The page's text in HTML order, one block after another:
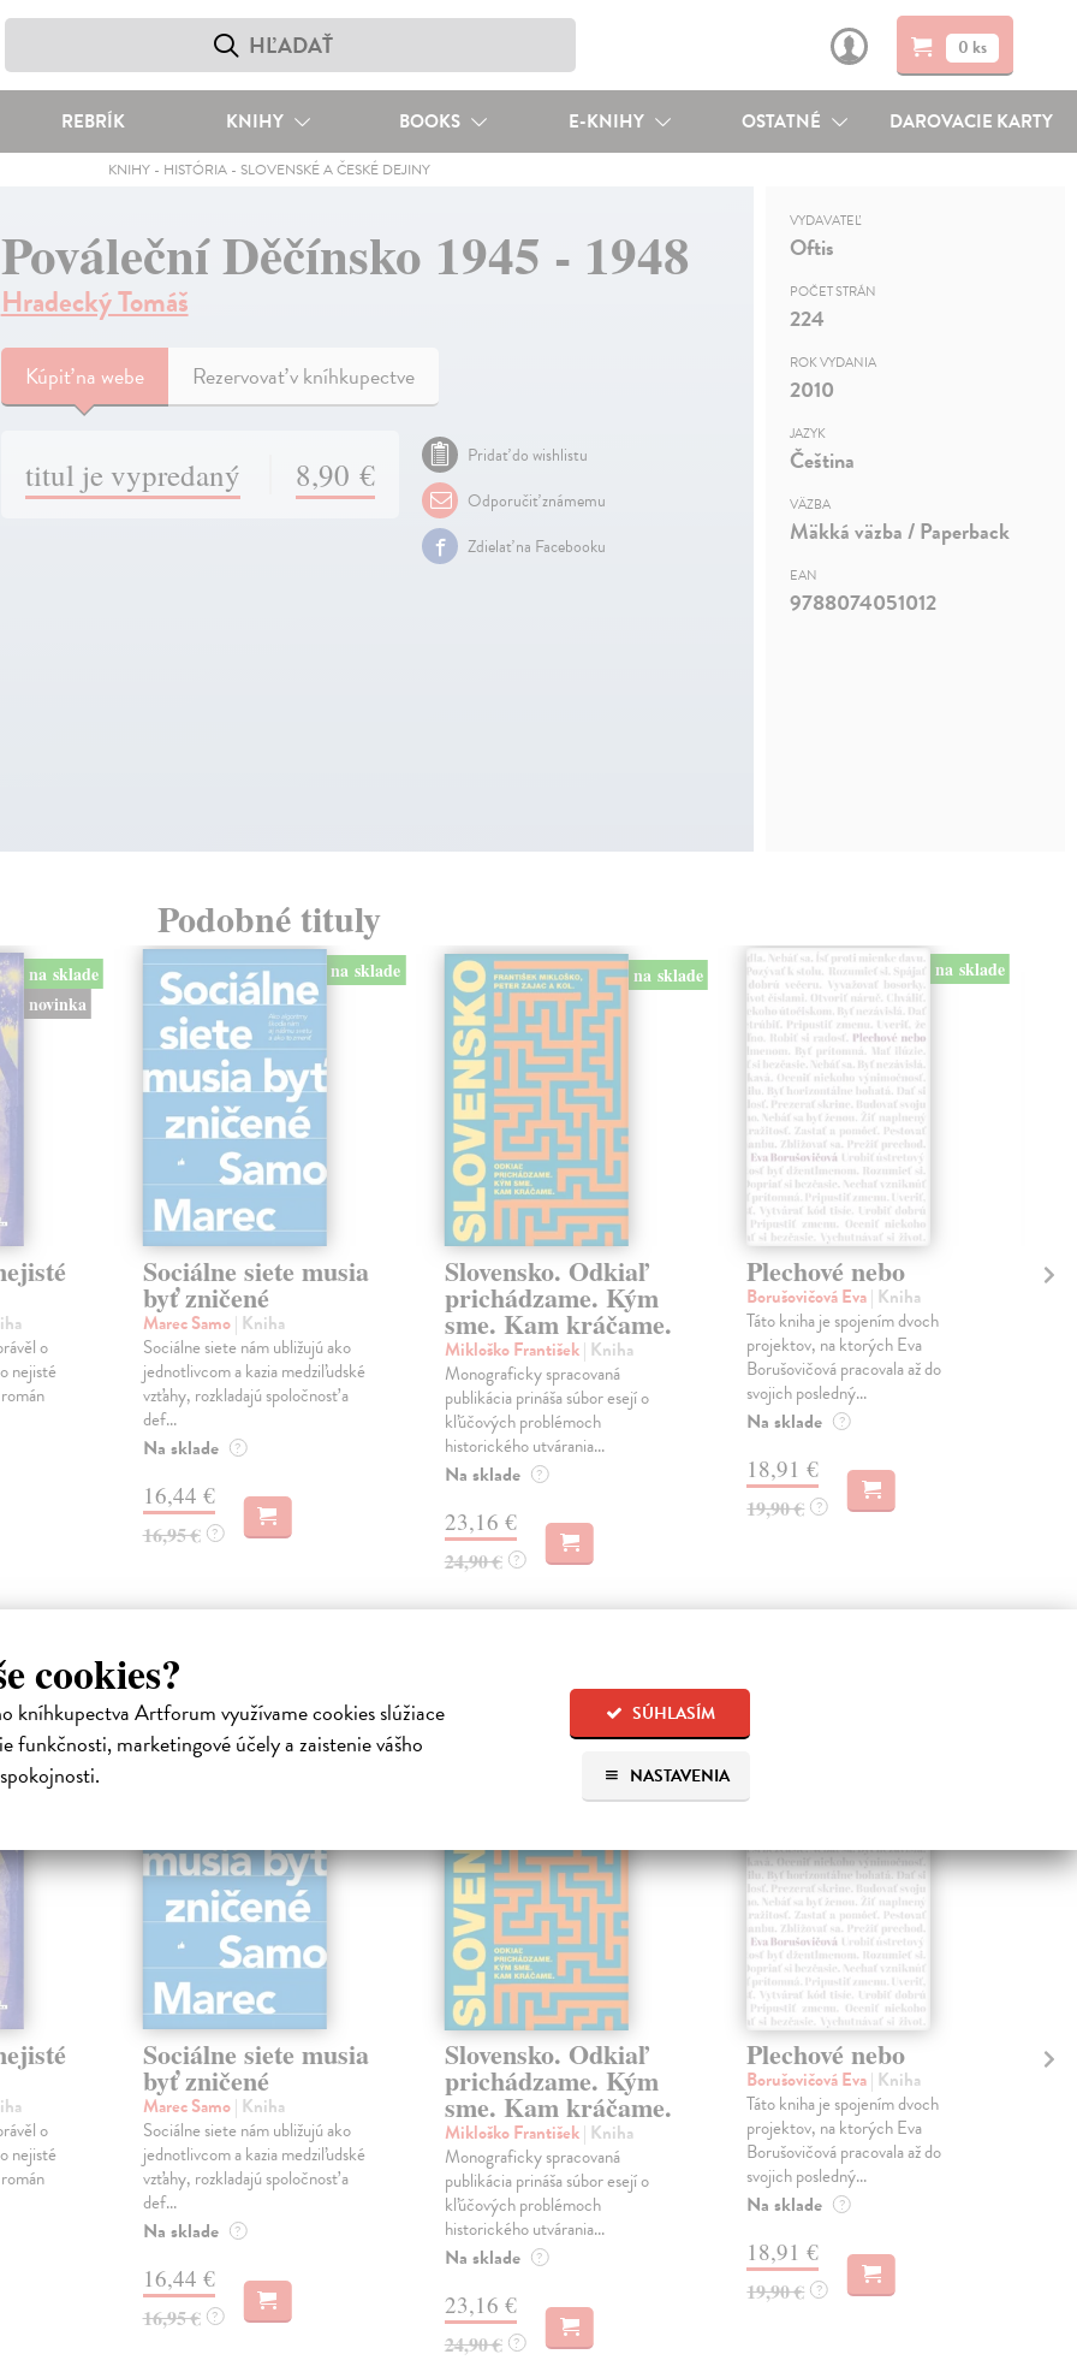
cookies?
kníhkupectva Artforum využívame cookies slúžiace
funkčnosti, marketingové účely a zaistenie vášho
SÚHLASÍM
NASTAVENIA
0 ks
REBRÍK KNIHY BOOKS E-KNIHY OSTATNÉ DAROVACIE KARTY
KNIHY- HISTÓRIA- SLOVENSKÉ A ČESKÉ DEJINY
Pováleční Děčínsko 1945 - 1948
Hradecký Tomáš
Kúpiťna webe Rezervovať v kníhkupectve
titul je vypredaný 8,90 €
Pridať do wishlistu
Odporučiť známemu
Zdielať na Facebooku
VYDAVATEĽ
Oftis
POČET STRÁN
224
ROK VYDANIA
2010
JAZYK
Čeština
VÄZBA
Mäkká väzba / Paperback
EAN
9788074051012
Podobné tituly
na sklade
novinka
o
nejisté
na sklade
Sociálne siete musia
byť zničené
Marec Samo| Kniha
Sociálne siete nám ubližujú ako
jednotlivcom a kazia medziľudské
vzťahy, rozkladajú spoločnosť a
def...
Na sklade ?
16,44 €
16,95 € ?
na sklade
Slovensko. Odkiaľ
prichádzame. Kým
sme. Kam kráčame.
Mikloško František| Kniha
Monograficky spracovaná
publikácia prináša súbor esejí o
kľúčových problémoch
historického utvárania...
Na sklade ?
23,16 €
24,90 € ?
na sklade
Plechové nebo
Borušovičová Eva| Kniha
Táto kniha je spojením dvoch
projektov, na ktorých Eva
Borušovičová pracovala až do
svojich posledný...
Na sklade ?
18,91 €
19,90 € ?
s podobným vkusom si kúpili aj:
na sklade
novinka
o
nejisté
na sklade
Sociálne siete musia
byť zničené
Marec Samo| Kniha
Sociálne siete nám ubližujú ako
jednotlivcom a kazia medziľudské
vzťahy, rozkladajú spoločnosť a
def...
Na sklade ?
16,44 €
16,95 € ?
Slovensko. Odkiaľ
prichádzame. Kým
sme. Kam kráčame.
Mikloško František| Kniha
Monograficky spracovaná
publikácia prináša súbor esejí o
kľúčových problémoch
historického utvárania...
Na sklade ?
23,16 €
24,90 € ?
Plechové nebo
Borušovičová Eva| Kniha
Táto kniha je spojením dvoch
projektov, na ktorých Eva
Borušovičová pracovala až do
svojich posledný...
Na sklade ?
18,91 €
19,90 € ?